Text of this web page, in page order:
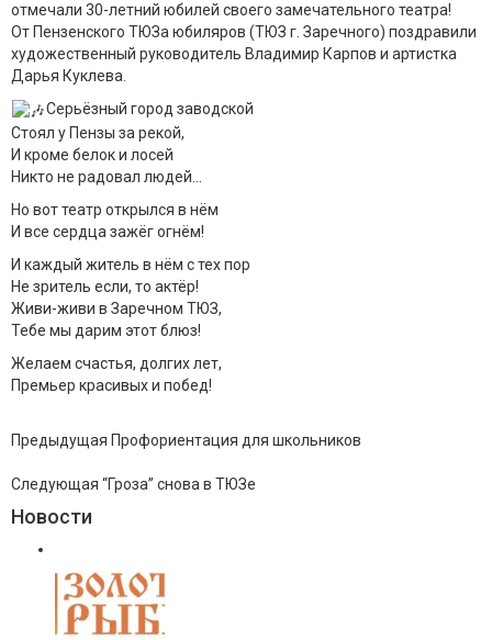
отмечали 30-летний юбилей своего замечательного театра!
От Пензенского ТЮЗа юбиляров (ТЮЗ г. Заречного) поздравили
художественный руководитель Владимир Карпов и артистка
Дарья Куклева.
Серьёзный город заводской
Стоял у Пензы за рекой,
И кроме белок и лосей
Никто не радовал людей…
Но вот театр открылся в нём
И все сердца зажёг огнём!
И каждый житель в нём с тех пор
Не зритель если, то актёр!
Живи-живи в Заречном ТЮЗ,
Тебе мы дарим этот блюз!
Желаем счастья, долгих лет,
Премьер красивых и побед!
Предыдущая Профориентация для школьников
Следующая “Гроза” снова в ТЮЗе
Новости